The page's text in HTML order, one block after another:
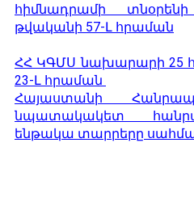
հիմնադրամի
թվականի 57-Լ հրաման
ՀՀ ԿԳՄՍ նախարարի 25
23-Լ հրաման
Հայաստանի
նպատակակետ
ենթակա տարրերը